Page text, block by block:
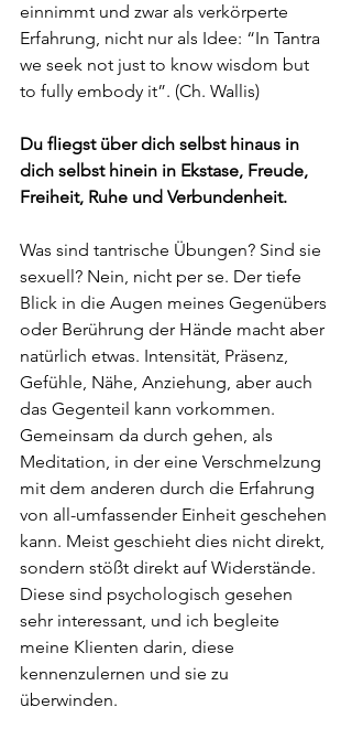
einnimmt und zwar als verkörperte
Erfahrung, nicht nur als Idee: “In Tantra
we seek not just to know wisdom but
to fully embody it”. (Ch. Wallis)
Du fliegst über dich selbst hinaus in
dich selbst hinein in Ekstase, Freude,
Freiheit, Ruhe und Verbundenheit.
Was sind tantrische Übungen? Sind sie
sexuell? Nein, nicht per se. Der tiefe
Blick in die Augen meines Gegenübers
oder Berührung der Hände macht aber
natürlich etwas. Intensität, Präsenz,
Gefühle, Nähe, Anziehung, aber auch
das Gegenteil kann vorkommen.
Gemeinsam da durch gehen, als
Meditation, in der eine Verschmelzung
mit dem anderen durch die Erfahrung
von all-umfassender Einheit geschehen
kann. Meist geschieht dies nicht direkt,
sondern stößt direkt auf Widerstände.
Diese sind psychologisch gesehen
sehr interessant, und ich begleite
meine Klienten darin, diese
kennenzulernen und sie zu
überwinden.